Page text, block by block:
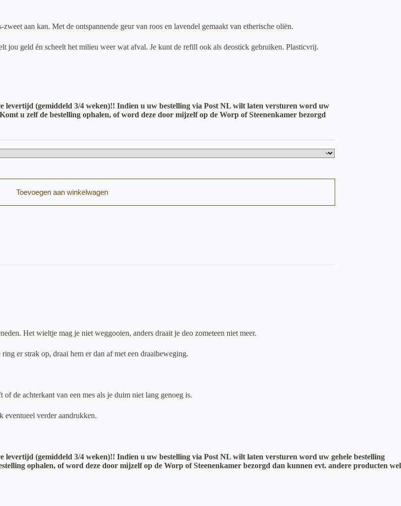
aan kan. Met de ontspannende geur van roos en lavendel gemaakt van etherische oliën.
geld én scheelt het milieu weer wat afval. Je kunt de refill ook als deostick gebruiken. Plasticvrij.
levertijd (gemiddeld 3/4 weken)!! Indien u uw bestelling via Post NL wilt laten versturen word uw
u zelf de bestelling ophalen, of word deze door mijzelf op de Worp of Steenenkamer bezorgd
Toevoegen aan winkelwagen
Het wieltje mag je niet weggooien, anders draait je deo zometeen niet meer.
er strak op, draai hem er dan af met een draaibeweging.
de achterkant van een mes als je duim niet lang genoeg is.
eventueel verder aandrukken.
levertijd (gemiddeld 3/4 weken)!! Indien u uw bestelling via Post NL wilt laten versturen word uw gehele bestelling
ophalen, of word deze door mijzelf op de Worp of Steenenkamer bezorgd dan kunnen evt. andere producten wel